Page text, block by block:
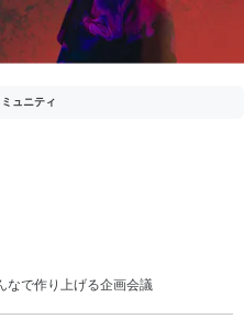
ュニティ
なで作り上げる企画会議